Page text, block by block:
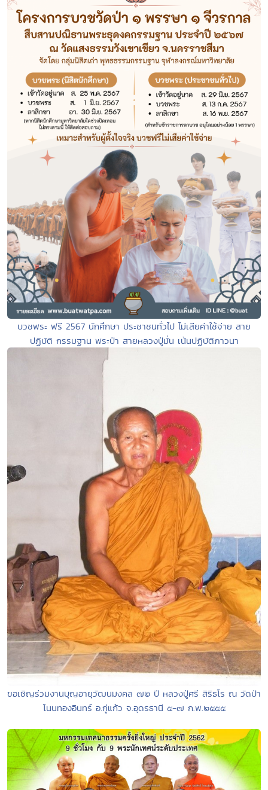
บวชพระ ฟรี 2567 นักศึกษา ประชาชนทั่วไป ไม่เสียค่าใช้จ่าย สาย
ปฏิบัติ กรรมฐาน พระป่า สายหลวงปู่มั่น เน้นปฏิบัติภาวนา
ขอเชิญร่วมงานบุญอายุวัฒนมงคล ๗๒ ปี หลวงปู่ศรี สิริธโร ณ วัดป่า
โนนทองอินทร์ อ.กู่แก้ว จ.อุดรธานี ๕-๗ ก.พ.๒๕๕๕